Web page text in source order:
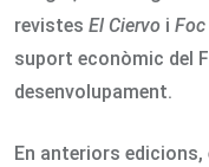
revistes El Ciervo i
suport econòmic del
desenvolupament.
En anteriors